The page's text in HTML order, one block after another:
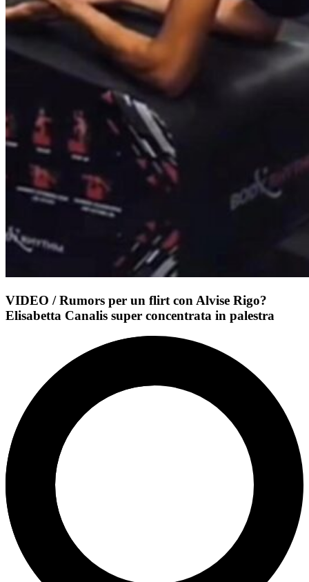
VIDEO / Rumors per un flirt con Alvise Rigo?
Elisabetta Canalis super concentrata in palestra